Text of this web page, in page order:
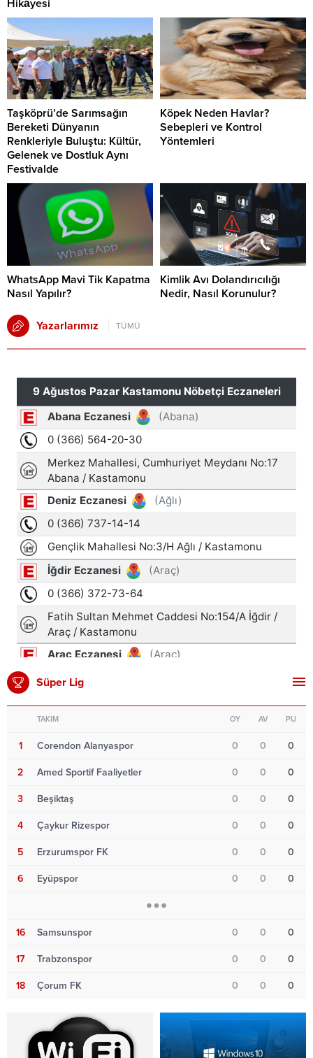
Hikâyesi
Taşköprü’de Sarımsağın
Bereketi Dünyanın
Renkleriyle Buluştu: Kültür,
Gelenek ve Dostluk Aynı
Festivalde
Köpek Neden Havlar?
Sebepleri ve Kontrol
Yöntemleri
WhatsApp Mavi Tik Kapatma
Nasıl Yapılır?
Kimlik Avı Dolandırıcılığı
Nedir, Nasıl Korunulur?
Yazarlarımız TÜMÜ
Süper Lig
TAKIM OY AV PU
1 Corendon Alanyaspor 0 0 0
2 Amed Sportif Faaliyetler 0 0 0
3 Beşiktaş 0 0 0
4 Çaykur Rizespor 0 0 0
5 Erzurumspor FK 0 0 0
6 Eyüpspor 0 0 0
16 Samsunspor 0 0 0
17 Trabzonspor 0 0 0
18 Çorum FK 0 0 0